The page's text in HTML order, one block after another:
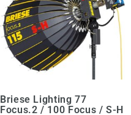
Briese Lighting 77
Focus.2 / 100 Focus / S-H